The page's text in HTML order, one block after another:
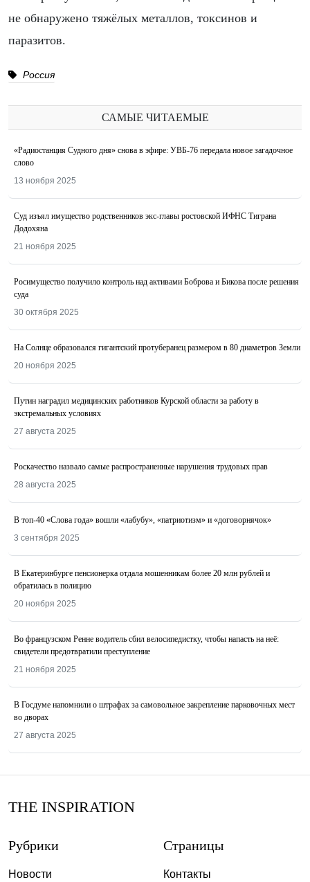
не обнаружено тяжёлых металлов, токсинов и
паразитов.
Россия
САМЫЕ ЧИТАЕМЫЕ
«Радиостанция Судного дня» снова в эфире: УВБ-76 передала новое загадочное
слово
13 ноября 2025
Суд изъял имущество родственников экс-главы ростовской ИФНС Тиграна
Додохяна
21 ноября 2025
Росимущество получило контроль над активами Боброва и Бикова после решения
суда
30 октября 2025
На Солнце образовался гигантский протуберанец размером в 80 диаметров Земли
20 ноября 2025
Путин наградил медицинских работников Курской области за работу в
экстремальных условиях
27 августа 2025
Роскачество назвалo самые распространенные нарушения трудовых прав
28 августа 2025
В топ-40 «Слова года» вошли «лабубу», «патриотизм» и «договорнячок»
3 сентября 2025
В Екатеринбурге пенсионерка отдала мошенникам более 20 млн рублей и
обратилась в полицию
20 ноября 2025
Во французском Ренне водитель сбил велосипедистку, чтобы напасть на неё:
свидетели предотвратили преступление
21 ноября 2025
В Госдуме напомнили о штрафах за самовольное закрепление парковочных мест
во дворах
27 августа 2025
THE INSPIRATION
Рубрики
Новости
Страницы
Контакты